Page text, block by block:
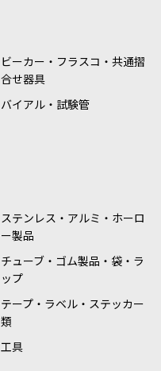
ビーカー・フラスコ・共通摺
合せ器具
バイアル・試験管
ステンレス・アルミ・ホーロ
ー製品
チューブ・ゴム製品・袋・ラ
ップ
テープ・ラベル・ステッカー
類
工具